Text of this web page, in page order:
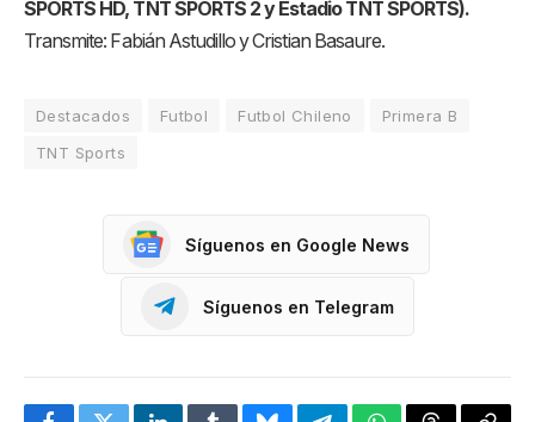
SPORTS HD, TNT SPORTS 2 y Estadio TNT SPORTS).
Transmite: Fabián Astudillo y Cristian Basaure.
Destacados Futbol Futbol Chileno
Primera B
TNT Sports
Síguenos en Google News
Síguenos en Telegram